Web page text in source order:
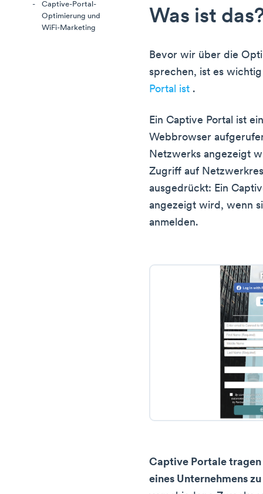
Captive-Portal-
Optimierung und
WiFi-Marketing
Was ist
Bevor wir über die
sprechen, ist es
Portal ist .
Ein Captive Portal ist
Webbrowser
Netzwerks angezeigt
Zugriff auf
ausgedrückt: Ein
angezeigt wird, wenn
anmelden.
Captive Portale tragen
eines Unternehmens